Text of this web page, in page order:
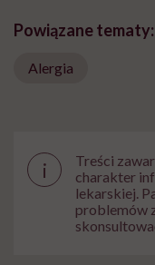
Powiązane tematy:
Alergia
i
Treści
charakter
lekarskiej.
problemów